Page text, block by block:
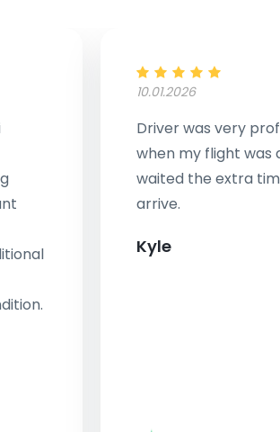
10.01.2026
Driver was very
when my flight was
waited the extra
arrive.
Kyle